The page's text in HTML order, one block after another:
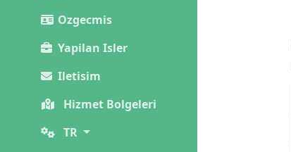
Ozgecmis
Yapilan Isler
Iletisim
Hizmet Bolgeleri
TR